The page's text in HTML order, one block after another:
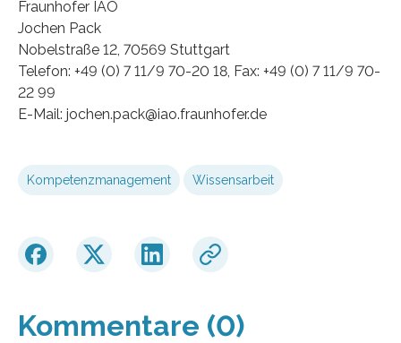
Fraunhofer IAO
Jochen Pack
Nobelstraße 12, 70569 Stuttgart
Telefon: +49 (0) 7 11/9 70-20 18, Fax: +49 (0) 7 11/9 70-
22 99
E-Mail: jochen.pack@iao.fraunhofer.de
Kompetenzmanagement Wissensarbeit
Kommentare (0)